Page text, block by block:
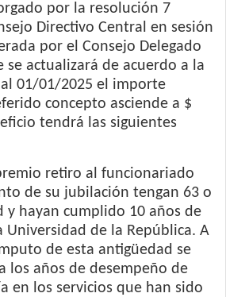
por la resolución 7
Directivo Central en sesión
por el Consejo Delegado
se actualizará de acuerdo a la
01/01/2025 el importe
concepto asciende a $
tendrá las siguientes
retiro al funcionariado
de su jubilación tengan 63 o
y hayan cumplido 10 años de
Universidad de la República. A
de esta antigüedad se
los años de desempeño de
en los servicios que han sido